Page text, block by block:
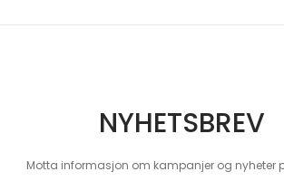
NYHETSBREV
Motta informasjon om kampanjer og nyheter